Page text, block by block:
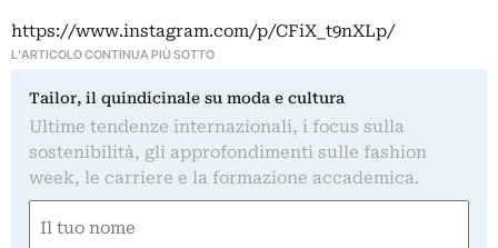
https://www.instagram.com/p/CFiX_t9nXLp/
L'ARTICOLO CONTINUA PIÙ SOTTO
Tailor, il quindicinale su moda e cultura
Ultime tendenze internazionali, i focus sulla
sostenibilità, gli approfondimenti sulle fashion
week, le carriere e la formazione accademica.
(Obbligatorio)